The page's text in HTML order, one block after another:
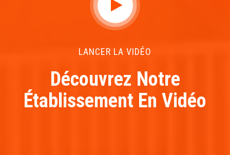
LANCER LA VIDÉO
Découvrez Notre
Établissement En Vidéo